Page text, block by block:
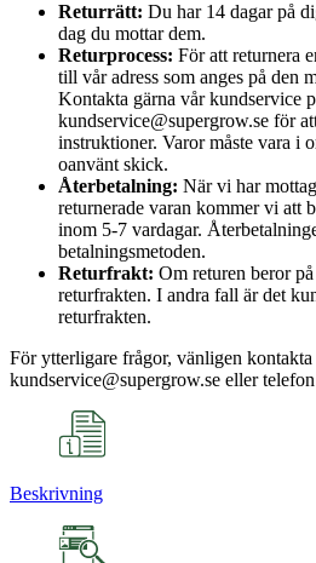
Returrätt: Du har 14 dagar på
dag du mottar dem.
Returprocess: För att returnera
till vår adress som anges på den
Kontakta gärna vår kundservice
kundservice@supergrow.se för
instruktioner. Varor måste vara i
oanvänt skick.
Återbetalning: När vi har
returnerade varan kommer vi att
inom 5-7 vardagar.
betalningsmetoden.
Returfrakt: Om returen beror
returfrakten. I andra fall är det
returfrakten.
För ytterligare frågor, vänligen
kundservice@supergrow.se eller
Beskrivning